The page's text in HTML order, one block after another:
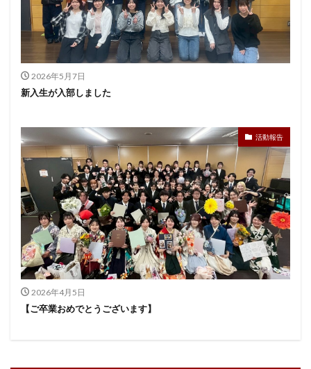
2026年5月7日
新入生が入部しました
活動報告
2026年4月5日
【ご卒業おめでとうございます】